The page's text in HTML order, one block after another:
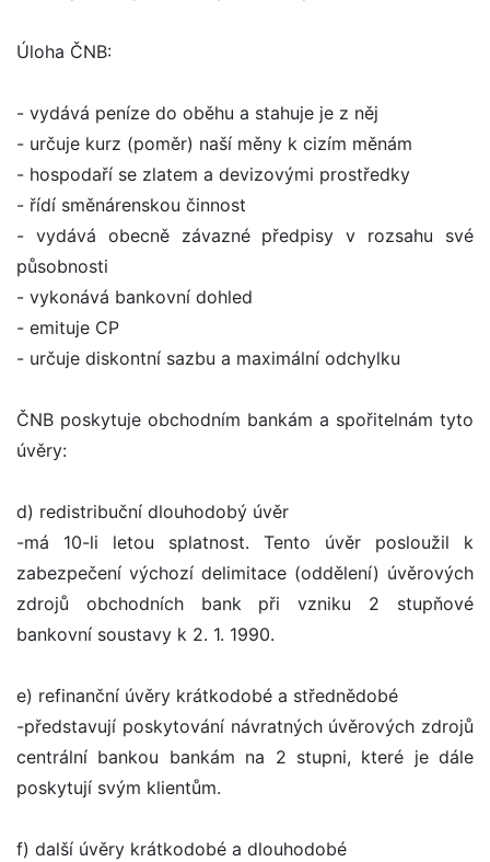
Úloha ČNB:
- vydává peníze do oběhu a stahuje je z něj
- určuje kurz (poměr) naší měny k cizím měnám
- hospodaří se zlatem a devizovými prostředky
- řídí směnárenskou činnost
- vydává obecně závazné předpisy v rozsahu své
působnosti
- vykonává bankovní dohled
- emituje CP
- určuje diskontní sazbu a maximální odchylku
ČNB poskytuje obchodním bankám a spořitelnám tyto
úvěry:
d) redistribuční dlouhodobý úvěr
-má 10-li letou splatnost. Tento úvěr posloužil k
zabezpečení výchozí delimitace (oddělení) úvěrových
zdrojů obchodních bank při vzniku 2 stupňové
bankovní soustavy k 2. 1. 1990.
e) refinanční úvěry krátkodobé a střednědobé
-představují poskytování návratných úvěrových zdrojů
centrální bankou bankám na 2 stupni, které je dále
poskytují svým klientům.
f) další úvěry krátkodobé a dlouhodobé